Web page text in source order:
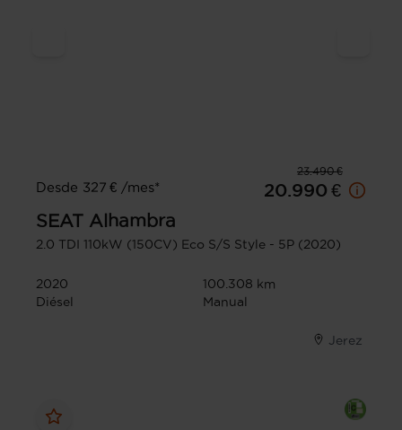
23.490 €
Desde 327 € /mes*
20.990 €
SEAT Alhambra
2.0 TDI 110kW (150CV) Eco S/S Style - 5P (2020)
2020
100.308 km
Diésel
Manual
Jerez